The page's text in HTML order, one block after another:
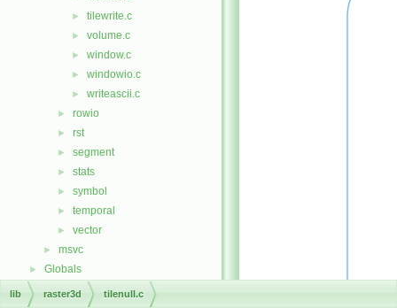
► tilewrite.c
► volume.c
► window.c
► windowio.c
► writeascii.c
► rowio
► rst
► segment
► stats
► symbol
► temporal
► vector
► msvc
► Globals
lib raster3d tilenull.c